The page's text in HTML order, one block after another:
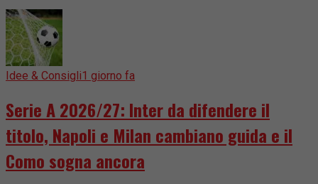
Idee & Consigli1 giorno fa
Serie A 2026/27: Inter da difendere il
titolo, Napoli e Milan cambiano guida e il
Como sogna ancora